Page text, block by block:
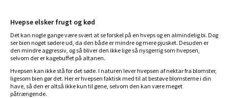
Hvepse elsker frugt og kød
Det kan nogle gange være svært at se forskel på en hveps og en almindelig bi. Dog
ser bien noget sødere ud, da den både er mindre og mere pjusket. Desuden er
den mindre aggressiv, og så bliver den ikke lige så nysgerrig som hvepsen,
selvom der er kagebuffet på altanen.
Hvepsen kan ikke stå for det søde. I naturen lever hvepsen af nektar fra blomster,
ligesom bien gør det. Her er hvepsen faktisk med til at bestøve blomsterne i din
have, så den er altså ikke kun til gene, selvom den kan være meget
påtrængende.